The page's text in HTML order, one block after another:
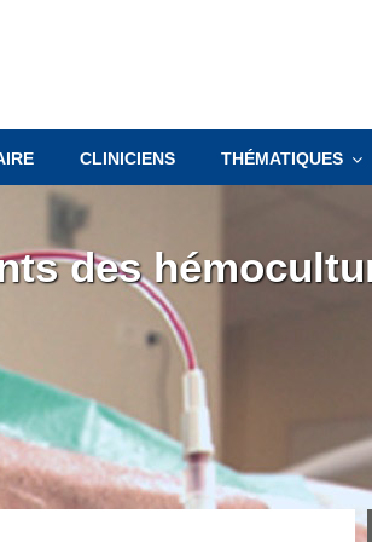
CLINICIENS THÉMATIQUES
des